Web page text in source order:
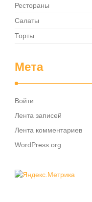
Рестораны
Салаты
Торты
Мета
Войти
Лента записей
Лента комментариев
WordPress.org